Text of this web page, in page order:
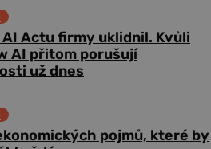
AI Actu firmy uklidnil. Kvůli
AI přitom porušují
už dnes
pojmů, které by